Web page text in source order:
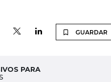
GUARDAR
PARA